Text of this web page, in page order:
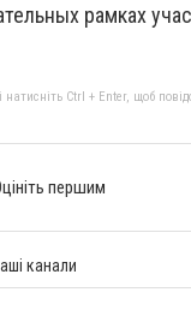
рамках
Ctrl + Enter, щоб
першим
канали